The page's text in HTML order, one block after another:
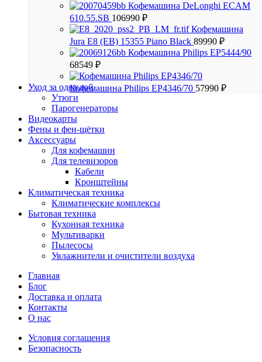
Кофемашина DeLonghi ECAM
610.55.SB 106990 ₽
Кофемашина
Jura E8 (EB) 15355 Piano Black 89990 ₽
Кофемашина Philips EP5444/90
68549 ₽
Кофемашина Philips EP4346/70 57990 ₽
Уход за одеждой
Утюги
Парогенераторы
Видеокарты
Фены и фен-щётки
Аксессуары
Для кофемашин
Для телевизоров
Кабели
Кронштейны
Климатическая техника
Климатические комплексы
Бытовая техника
Кухонная техника
Мультиварки
Пылесосы
Увлажнители и очистители воздуха
Главная
Блог
Доставка и оплата
Контакты
О нас
Условия соглашения
Безопасность